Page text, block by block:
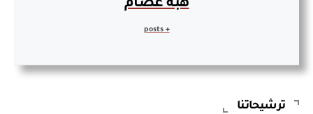
هبة عصام
ترشيحاتنا